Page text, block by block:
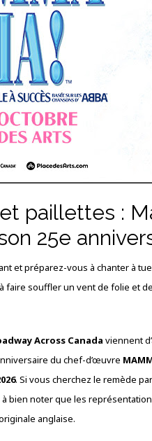
paillettes :
25e
et préparez-vous à chanter à
faire souffler un vent de folie et
Across Canada viennent
du chef-d’œuvre
. Si vous cherchez le remède
bien noter que les
anglaise.